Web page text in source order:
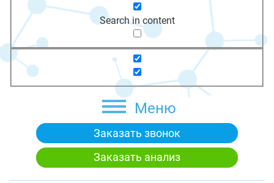
Search in content
Меню
Заказать звонок
Заказать анализ